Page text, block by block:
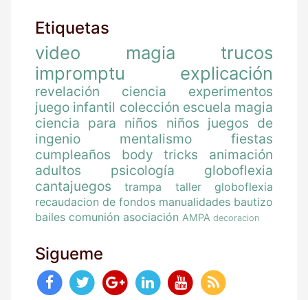
Etiquetas
video magia
trucos
impromptu
explicación
revelación ciencia
experimentos
juego infantil colección escuela magia
ciencia para niños
niños juegos de
ingenio
mentalismo
fiestas
cumpleaños
body tricks
animación
adultos
psicología
globoflexia
cantajuegos
trampa
taller globoflexia
recaudacion de fondos manualidades bautizo
bailes comunión asociación AMPA decoracion
Sigueme